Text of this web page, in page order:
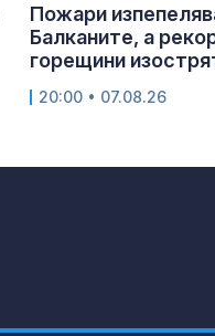
Пожари
Балканите, а
горещини
20:00 • 07.08.26